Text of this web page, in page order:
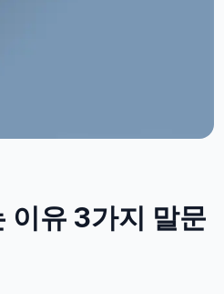
이유 3가지 말문